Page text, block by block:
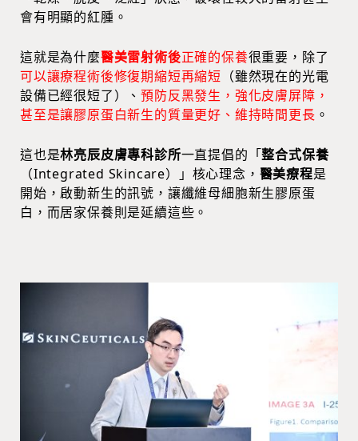
會有明顯的紅腫。
這就是為什麼醫美雷射術後正確的保養很重要，除了
可以讓療程術後修復期縮短再縮短 （雖然現在的光電
設備已經很短了）、預防反黑發生，強化皮膚屏障，
甚至是讓膠原蛋白新生的質量更好、維持時間更長 。
這也是林亮辰皮膚專科診所一直提倡的「整合式保養
（Integrated Skincare）」核心理念， 醫美療程是
開始，啟動新生的訊號，讓纖維母細胞新生膠原蛋
白，而居家保養則是延續這些。